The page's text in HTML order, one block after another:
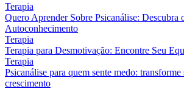
Terapia
Quero Aprender Sobre Psicanálise: Descubra
Autoconhecimento
Terapia
Terapia para Desmotivação: Encontre Seu
Terapia
Psicanálise para quem sente medo: transforme
crescimento